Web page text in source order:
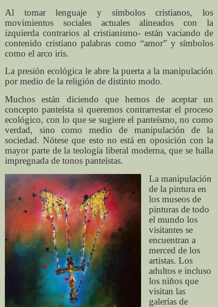
Al tomar lenguaje y símbolos cristianos, los
movimientos sociales actuales alineados con la
izquierda contrarios al cristianismo- están vaciando de
contenido cristiano palabras como “amor” y símbolos
como el arco iris.
La presión ecológica le abre la puerta a la manipulación
por medio de la religión de distinto modo.
Muchos están diciendo que hemos de aceptar un
concepto panteísta si queremos contrarrestar el proceso
ecológico, con lo que se sugiere el panteísmo, no como
verdad, sino como medio de manipulación de la
sociedad. Nótese que esto no está en oposición con la
mayor parte de la teología liberal moderna, que se halla
impregnada de tonos panteístas.
La manipulación
de la pintura en
los museos de
pinturas de todo
el mundo los
visitantes se
encuentran a
merced de los
artistas. Los
adultos e incluso
los niños que
visitan las
galerías de